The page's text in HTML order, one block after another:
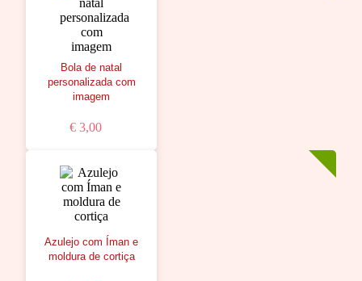
Bola de natal
personalizada com
imagem
€ 3,00
Azulejo com Íman e
moldura de cortiça